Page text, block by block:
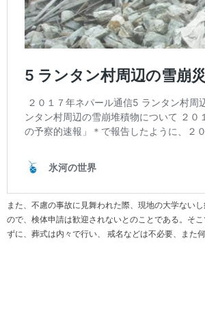
また、不慮の事故に見舞われた際、現地の大学ない
ので、検体申請は歓迎されないとのことである。そ
ずに、葬式は内々で行い、 戒名などは不必要、また